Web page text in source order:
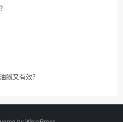
腻又有效？